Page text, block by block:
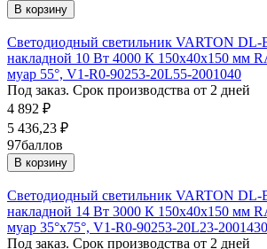
В корзину
Светодиодный светильник VARTON DL-
накладной 10 Вт 4000 К 150х40х150 мм
муар 55°, V1-R0-90253-20L55-2001040
Под заказ. Срок производства от 2 дней
4 892 ₽
5 436,23 ₽
97баллов
В корзину
Светодиодный светильник VARTON DL-
накладной 14 Вт 3000 К 150х40х150 мм
муар 35°x75°, V1-R0-90253-20L23-2001430
Под заказ. Срок производства от 2 дней